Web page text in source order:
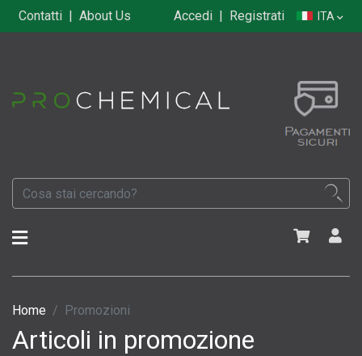
Contatti | About Us ITA
Accedi | Registrati
Home Promozioni
Articoli in promozione